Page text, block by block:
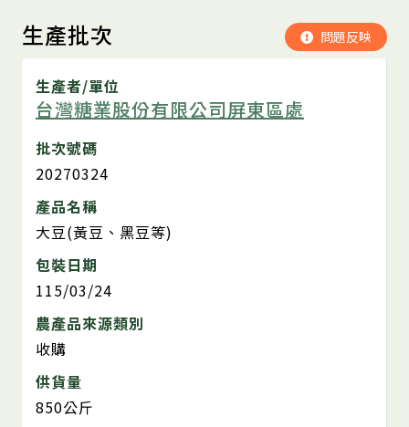
生產批次 問題反映
生產者/單位
台灣糖業股份有限公司屏東區處
批次號碼
20270324
產品名稱
大豆(黃豆、黑豆等)
包裝日期
115/03/24
農產品來源類別
收購
供貨量
850公斤